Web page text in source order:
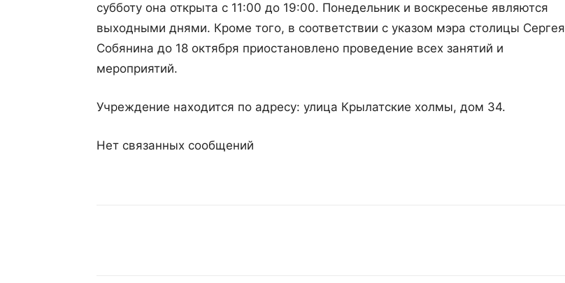
субботу она открыта с 11:00 до 19:00. Понедельник и воскресенье являются
выходными днями. Кроме того, в соответствии с указом мэра столицы Сергея
Собянина до 18 октября приостановлено проведение всех занятий и
мероприятий.
Учреждение находится по адресу: улица Крылатские холмы, дом 34.
Нет связанных сообщений